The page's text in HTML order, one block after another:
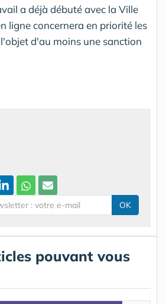
a déjà débuté avec la Ville
ligne concernera en priorité les
d'au moins une sanction
OK
pouvant vous